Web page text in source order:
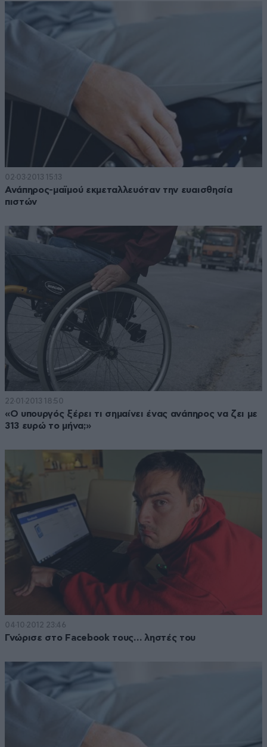
02·03·2013 15:13
Ανάπηρος-μαϊμού εκμεταλλευόταν την ευαισθησία
πιστών
22·01·2013 18:50
«Ο υπουργός ξέρει τι σημαίνει ένας ανάπηρος να ζει με
313 ευρώ το μήνα;»
04·10·2012 23:46
Γνώρισε στο Facebook τους… ληστές του